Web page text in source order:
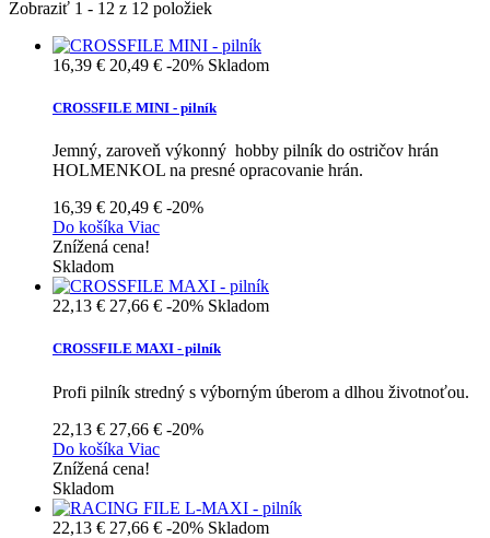
Zobraziť 1 - 12 z 12 položiek
16,39 € 20,49 € -20% Skladom
CROSSFILE MINI - pilník
Jemný, zaroveň výkonný hobby pilník do ostričov hrán
HOLMENKOL na presné opracovanie hrán.
16,39 € 20,49 € -20%
Do košíka Viac
Znížená cena!
Skladom
22,13 € 27,66 € -20% Skladom
CROSSFILE MAXI - pilník
Profi pilník stredný s výborným úberom a dlhou životnoťou.
22,13 € 27,66 € -20%
Do košíka Viac
Znížená cena!
Skladom
22,13 € 27,66 € -20% Skladom